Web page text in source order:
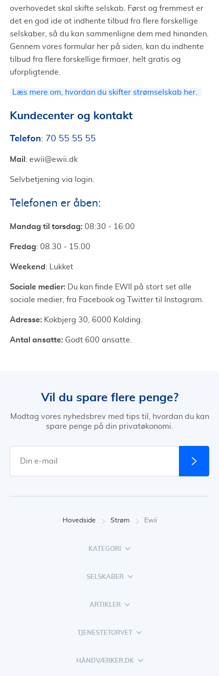
overhovedet skal skifte selskab. Først og fremmest er
det en god ide at indhente tilbud fra flere forskellige
selskaber, så du kan sammenligne dem med hinanden.
Gennem vores formular her på siden, kan du indhente
tilbud fra flere forskellige firmaer, helt gratis og
uforpligtende.
Læs mere om, hvordan du skifter strømselskab her.
Kundecenter og kontakt
Telefon: 70 55 55 55
Mail: ewii@ewii.dk
Selvbetjening via login.
Telefonen er åben:
Mandag til torsdag: 08:30 - 16:00
Fredag: 08.30 - 15.00
Weekend: Lukket
Sociale medier:
Du kan finde EWII på stort set alle
sociale medier, fra Facebook og Twitter til Instagram.
Adresse: Kokbjerg 30, 6000 Kolding.
Antal ansatte: Godt 600 ansatte.
Vil du spare flere penge?
Modtag vores nyhedsbrev med tips til, hvordan du kan
spare penge på din privatøkonomi.
Hovedside Strøm Ewii
KATEGORI
SELSKABER
ARTIKLER
TJENESTETORVET
HÅNDVÆRKER.DK